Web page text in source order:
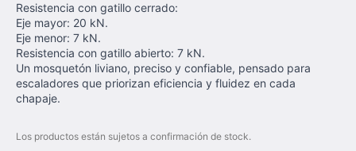
Resistencia con gatillo cerrado:
Eje mayor: 20 kN.
Eje menor: 7 kN.
Resistencia con gatillo abierto: 7 kN.
Un mosquetón liviano, preciso y confiable, pensado para
escaladores que priorizan eficiencia y fluidez en cada
chapaje.
Los productos están sujetos a confirmación de stock.